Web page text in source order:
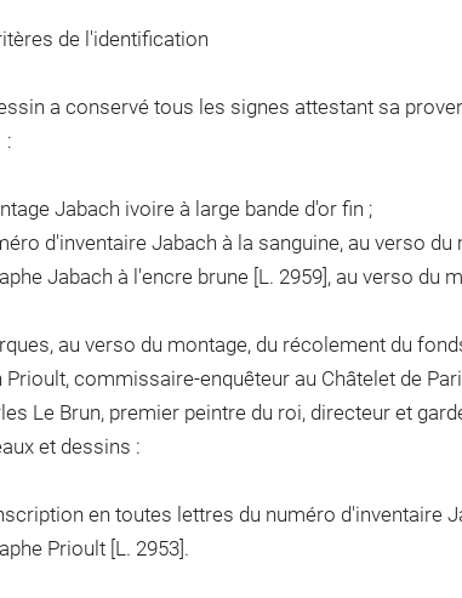
de l'identification
a conservé tous les signes attestant sa
:
Jabach ivoire à large bande d'or fin ;
d'inventaire Jabach à la sanguine, au verso du
Jabach à l'encre brune [L. 2959], au verso du
au verso du montage, du récolement du
Prioult, commissaire-enquêteur au Châtelet de
Le Brun, premier peintre du roi, directeur et
et dessins :
en toutes lettres du numéro d'inventaire
Prioult [L. 2953].